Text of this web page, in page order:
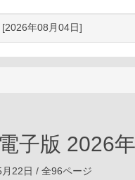
[2026年08月04日]
子版 2026
22日 / 全96ページ